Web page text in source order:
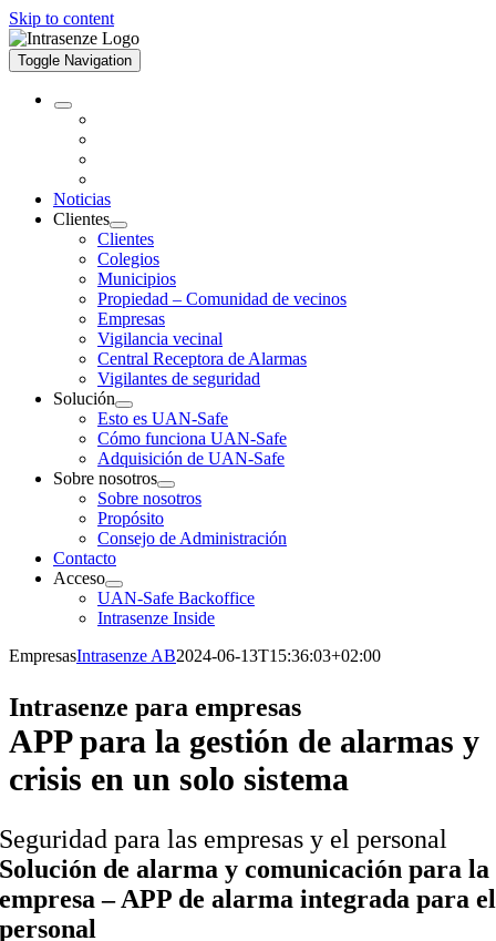
Skip to content
Toggle Navigation
Noticias
Clientes
Clientes
Colegios
Municipios
Propiedad – Comunidad de vecinos
Empresas
Vigilancia vecinal
Central Receptora de Alarmas
Vigilantes de seguridad
Solución
Esto es UAN-Safe
Cómo funciona UAN-Safe
Adquisición de UAN-Safe
Sobre nosotros
Sobre nosotros
Propósito
Consejo de Administración
Contacto
Acceso
UAN-Safe Backoffice
Intrasenze Inside
EmpresasIntrasenze AB2024-06-13T15:36:03+02:00
Intrasenze para empresas
APP para la gestión de alarmas y
crisis en un solo sistema
Seguridad para las empresas y el personal
Solución de alarma y comunicación para la
empresa – APP de alarma integrada para el
personal